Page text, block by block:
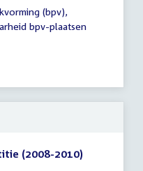
(bpv),
bpv-plaatsen
(2008-2010)